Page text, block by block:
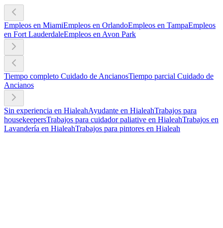
Empleos en MiamiEmpleos en OrlandoEmpleos en TampaEmpleos
en Fort LauderdaleEmpleos en Avon Park
Tiempo completo Cuidado de AncianosTiempo parcial Cuidado de
Ancianos
Sin experiencia en HialeahAyudante en HialeahTrabajos para
housekeepersTrabajos para cuidador paliative en HialeahTrabajos en
Lavandería en HialeahTrabajos para pintores en Hialeah